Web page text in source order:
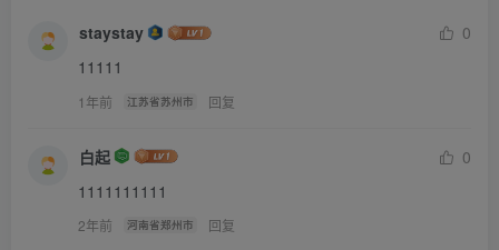
了，脸色沉了下去，“哗啦哗啦”的声音显示二爷翻看的速度
“我走这几天，你们就是这样工作的？”二爷带着怒火的眼
神狠狠地瞪着大姐，大姐战战兢兢地低下了头，呼吸急促起
来，抱着胳膊的手抱得更紧了。紧张的气氛压抑着整个空
间，几个丫头都低着头，腿微微地颤抖着。这时候，谁都知
staystay
0
11111
1年前 江苏省苏州市 回复
白起
0
1111111111
2年前 河南省郑州市 回复